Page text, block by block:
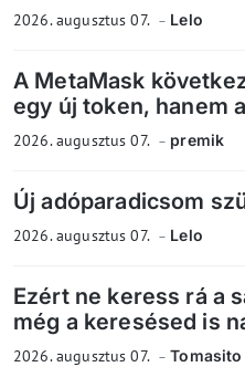
2026. augusztus 07. Lelo
A MetaMask
egy új token, hanem
2026. augusztus 07. premik
Új adóparadicsom
2026. augusztus 07. Lelo
Ezért ne keress rá a
még a keresésed is
2026. augusztus 07. Tomasito